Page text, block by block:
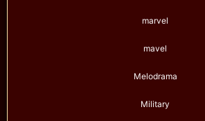
marvel
mavel
Melodrama
Military